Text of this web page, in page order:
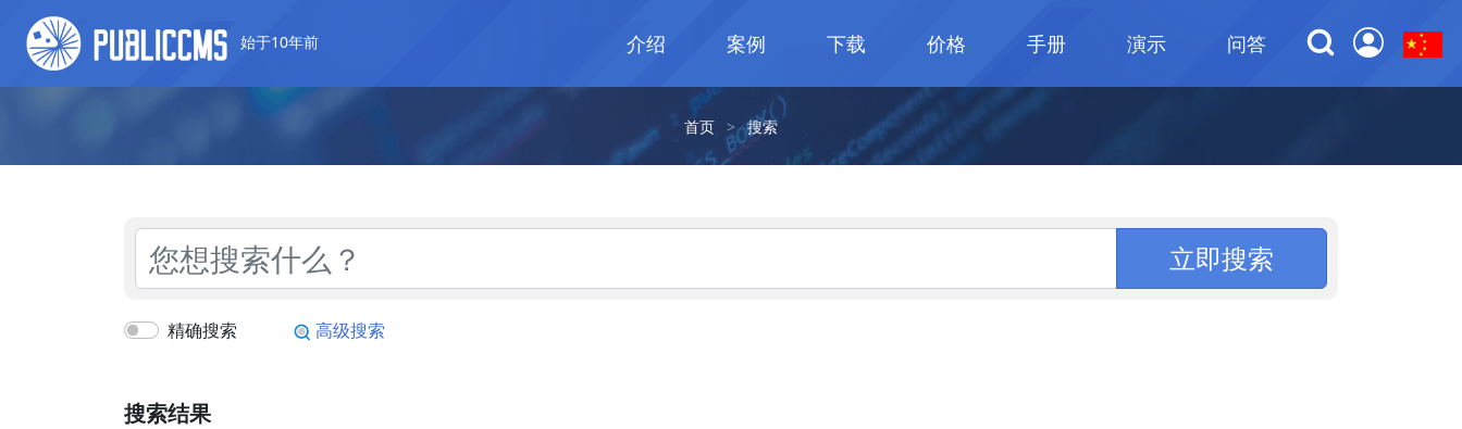
始于10年前 介绍 案例 下载 价格 手册 演示 问答
首页 > 搜索
立即搜索
精确搜索 高级搜索
搜索结果